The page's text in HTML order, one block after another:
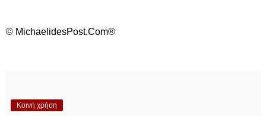
© MichaelidesPost.Com®
Κοινή χρήση